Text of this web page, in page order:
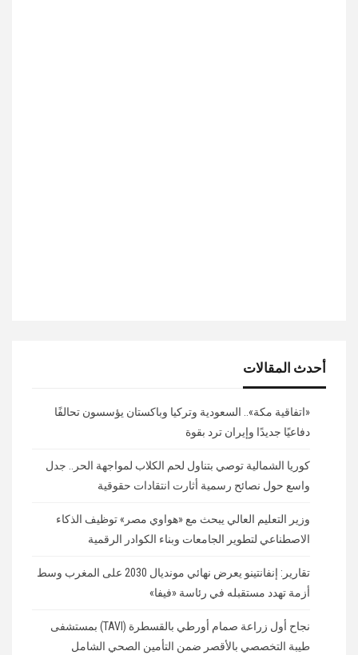
أحدث المقالات
«اتفاقية مكة».. السعودية وتركيا وباكستان يؤسسون تحالفًا
دفاعيًا جديدًا وإيران ترد بقوة
كوريا الشمالية توصي بتناول لحم الكلاب لمواجهة الحر.. جدل
واسع حول نصائح رسمية أثارت انتقادات حقوقية
وزير التعليم العالي يبحث مع «هواوي مصر» توظيف الذكاء
الاصطناعي لتطوير الجامعات وبناء الكوادر الرقمية
تقارير: إنفانتينو يعرض نهائي مونديال 2030 على المغرب وسط
أزمة تهدد مستقبله في رئاسة «فيفا»
نجاح أول زراعة صمام أورطي بالقسطرة (TAVI) بمستشفى
طيبة التخصصي بالأقصر ضمن التأمين الصحي الشامل